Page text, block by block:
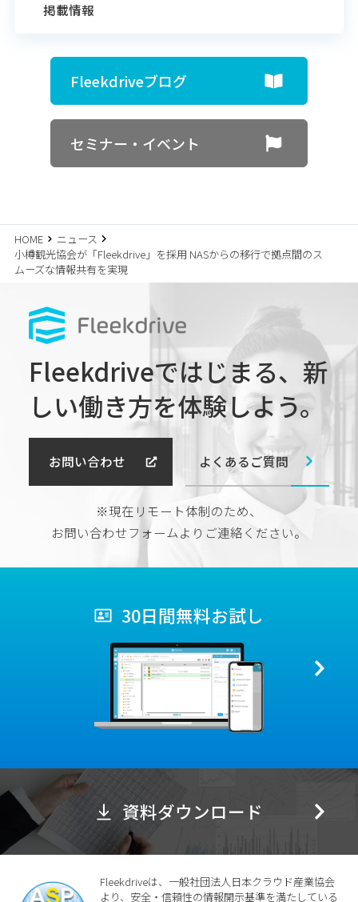
掲載情報
Fleekdriveブログ
セミナー・イベント
HOME
ニュース
小樽観光協会が「Fleekdrive」を採用 NASからの移行で拠点間のス
ムーズな情報共有を実現
Fleekdriveではじまる、 新
しい働き方を体験しよう。
お問い合わせ よくあるご質問
※現在リモート体制のため、
お問い合わせフォームよりご連絡ください。
30日間無料お試し
資料ダウンロード
Fleekdriveは、一般社団法人日本クラウド産業協会
より、安全・信頼性の情報開示基準を満たしている